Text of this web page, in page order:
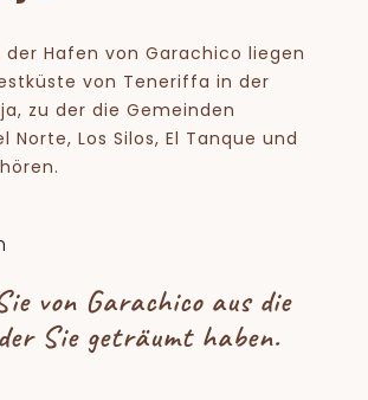
Hafen von Garachico liegen
von Teneriffa in der
zu der die Gemeinden
Norte, Los Silos, El Tanque und
von Garachico aus die
Sie geträumt haben.